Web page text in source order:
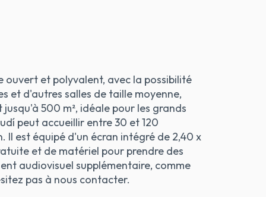
et polyvalent, avec la possibilité
et d'autres salles de taille moyenne,
500 m², idéale pour les grands
peut accueillir entre 30 et 120
Il est équipé d'un écran intégré de 2,40 x
et de matériel pour prendre des
audiovisuel supplémentaire, comme
pas à nous contacter.